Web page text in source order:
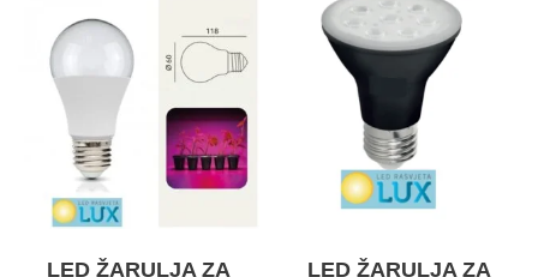
LED ŽARULJA ZA
LED ŽARULJA ZA